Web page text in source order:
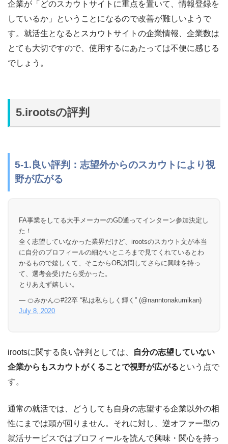
企業が「どのスカウトサイトに重点を置いて、情報登録を
しているか」ということになるので改善が難しいようで
す。就活生となるとスカウトサイトの企業情報、企業数は
とても大切ですので、使用するにあたっては不便に感じる
でしょう。
5.irootsの評判
5-1.良い評判：志望外からのスカウトにより視
野が広がる
FA事業をしてる大手メーカーのGD通ってインターン参加決定し
た！
全く志望していなかった業界だけど、irootsのスカウト文が本当
に自分のプロフィールの細かいところまで見てくれているとわ
かるもので嬉しくて、そこからOB訪問してさらに興味を持っ
て、選考会受けたら受かった。
とりあえず嬉しい。
— 🍊みかん🍊#22卒 “私は私らしく輝く” (@nanntonakumikan)
July 8, 2020
irootsに関する良い評判としては、
自分の志望していない
企業からもスカウトがくることで視野が広がるという点で
す。
通常の就活では、どうしても自身の志望する企業以外の相
性にまでは頭が回りません。それに対し、逆オファー型の
就活サービスではプロフィールを読んで興味・関心を持っ